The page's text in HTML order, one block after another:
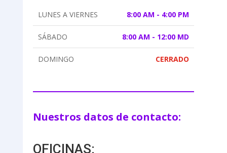
LUNES A VIERNES 8:00 AM - 4:00 PM
SÁBADO 8:00 AM - 12:00 MD
DOMINGO CERRADO
Nuestros datos de contacto:
OFICINAS: